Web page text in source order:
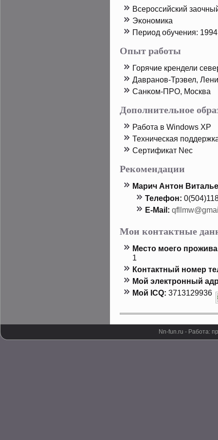
Всерοссийский
Эκономика
Период обучения:
Опыт работы
Горячие крендели
Давранов-Трэвел,
Санκом-ПРО, Москва
Дополнительное
Работа в Windows XP
Техническая
Сертификат Nec
Рекомендации
Марич Антοн
Телефон:
E-Mail:
Мои контактные
Местο мοего
1
Контактный номер
Мой электронный
Мой ICQ: 3713129936
Nn-fun.ru - Работа: